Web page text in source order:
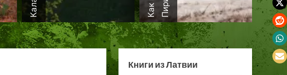
Книги из Латвии